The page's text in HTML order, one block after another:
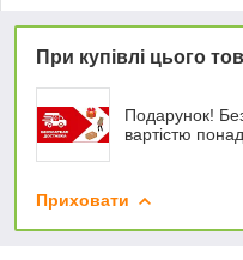
При купівлі цього
Подарунок!
вартістю
Приховати